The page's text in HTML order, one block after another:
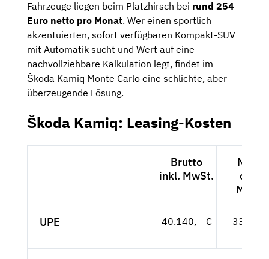
Fahrzeuge liegen beim Platzhirsch bei rund 254
Euro netto pro Monat. Wer einen sportlich
akzentuierten, sofort verfügbaren Kompakt-SUV
mit Automatik sucht und Wert auf eine
nachvollziehbare Kalkulation legt, findet im
Škoda Kamiq Monte Carlo eine schlichte, aber
überzeugende Lösung.
Škoda Kamiq: Leasing-Kosten
Brutto
inkl. MwSt.
Netto
exkl.
MwSt.
UPE 40.140,-- €